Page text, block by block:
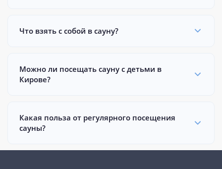
Что взять с собой в сауну?
Можно ли посещать сауну с детьми в
Кирове?
Какая польза от регулярного посещения
сауны?